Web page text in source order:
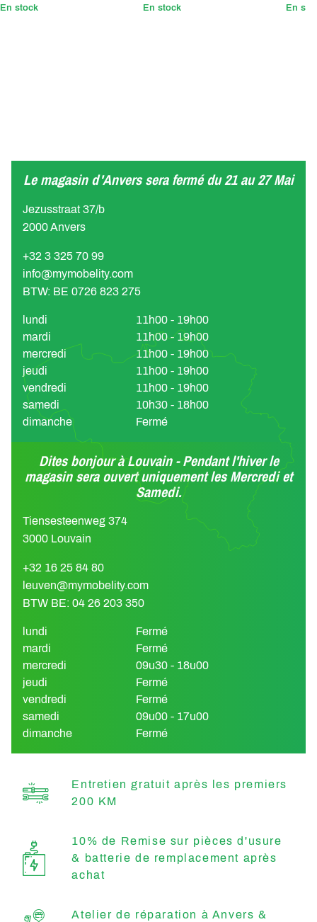
En stock En stock En
Le magasin d'Anvers sera fermé du 21 au 27 Mai
Jezusstraat 37/b
2000 Anvers
+32 3 325 70 99
info@mymobelity.com
BTW: BE 0726 823 275
lundi
11h00 - 19h00
mardi
11h00 - 19h00
mercredi
11h00 - 19h00
jeudi
11h00 - 19h00
vendredi
11h00 - 19h00
samedi
10h30 - 18h00
dimanche
Fermé
Dites bonjour à Louvain - Pendant l'hiver le
magasin sera ouvert uniquement les Mercredi et
Samedi.
Tiensesteenweg 374
3000 Louvain
+32 16 25 84 80
leuven@mymobelity.com
BTW BE: 04 26 203 350
lundi
Fermé
mardi
Fermé
mercredi
09u30 - 18u00
jeudi
Fermé
vendredi
Fermé
samedi
09u00 - 17u00
dimanche
Fermé
Entretien gratuit après les premiers
200 KM
10% de Remise sur pièces d'usure
& batterie de remplacement après
achat
Atelier de réparation à Anvers &